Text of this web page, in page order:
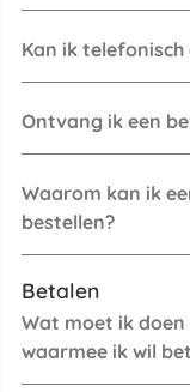
Kan ik
Ontvang ik een
Waarom kan ik
bestellen?
Betalen
Wat moet ik
waarmee ik wil